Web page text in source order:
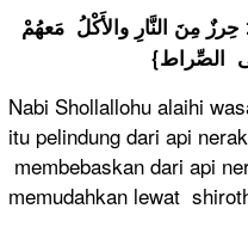
حِرزٌ مِنَ النَّارِ والأَكْلُ مَعهُمْ
Nabi Shollallohu alaihi
itu pelindung dari api
membebaskan dari api
memudahkan lewat